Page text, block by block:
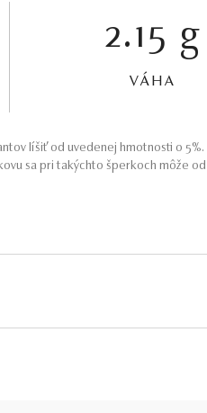
2.15 g
VÁHA
líšiť od uvedenej hmotnosti o
sa pri takýchto šperkoch môže